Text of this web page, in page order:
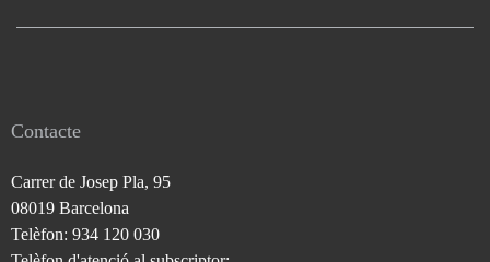
Contacte
Carrer de Josep Pla, 95
08019 Barcelona
Telèfon: 934 120 030